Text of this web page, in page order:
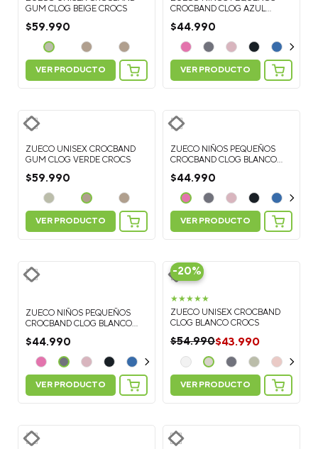
GUM CLOG BEIGE CROCS
$59.990
VER PRODUCTO
CROCBAND CLOG AZUL
$44.990
VER PRODUCTO
ZUECO UNISEX CROCBAND
GUM CLOG VERDE CROCS
$59.990
VER PRODUCTO
ZUECO NIÑOS PEQUEÑOS
CROCBAND CLOG BLANCO
$44.990
VER PRODUCTO
ZUECO NIÑOS PEQUEÑOS
CROCBAND CLOG BLANCO
$44.990
VER PRODUCTO
-20%
★★★★★
ZUECO UNISEX CROCBAND
CLOG BLANCO CROCS
$54.990$43.990
VER PRODUCTO